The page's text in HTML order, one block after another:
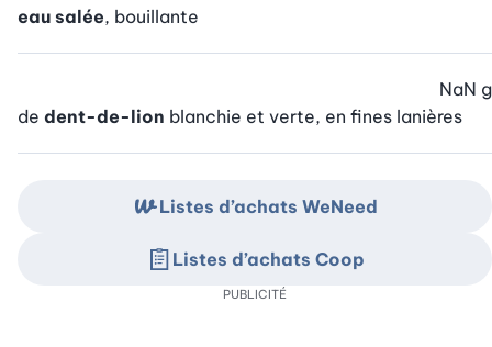
eau salée, bouillante
de dent-de-lion blanchie et verte, en fines lanières
NaN g
Listes d’achats WeNeed
Listes d’achats Coop
PUBLICITÉ